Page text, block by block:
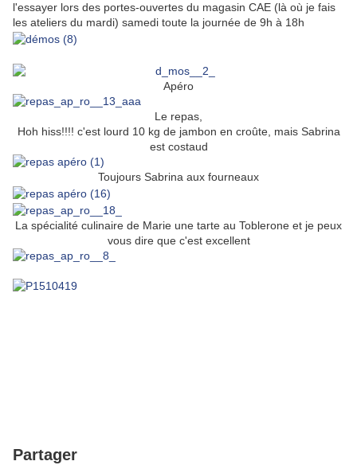
l'essayer lors des portes-ouvertes du magasin CAE (là où je fais
les ateliers du mardi) samedi toute la journée de 9h à 18h
Apéro
Le repas,
Hoh hiss!!!! c'est lourd 10 kg de jambon en croûte, mais Sabrina
est costaud
Toujours Sabrina aux fourneaux
La spécialité culinaire de Marie une tarte au Toblerone et je peux
vous dire que c'est excellent
Partager